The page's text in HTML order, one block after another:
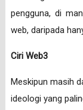
pengguna, di
web, daripada
Ciri Web3
Meskipun masih
ideologi yang